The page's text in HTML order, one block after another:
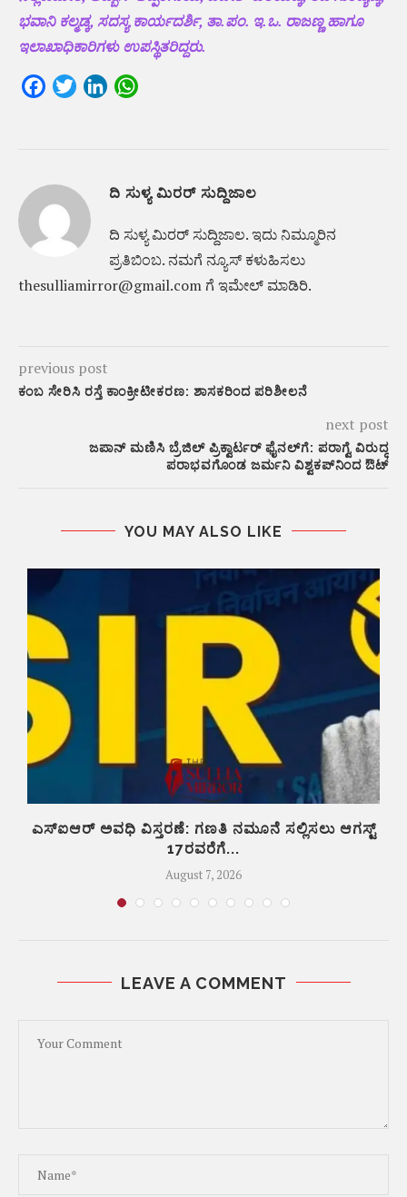
ಭವಾನಿ ಕಲ್ಮಡ್ಕ, ಸದಸ್ಯ ಕಾರ್ಯದರ್ಶಿ, ತಾ.ಪಂ. ಇ.ಒ. ರಾಜಣ್ಣ ಹಾಗೂ
ಇಲಾಖಾಧಿಕಾರಿಗಳು ಉಪಸ್ಥಿತರಿದ್ದರು.
FacebookTwitterLinkedIn
ದಿ ಸುಳ್ಯ ಮಿರರ್ ಸುದ್ದಿಜಾಲ
ದಿ ಸುಳ್ಯ ಮಿರರ್‌ ಸುದ್ದಿಜಾಲ. ಇದು ನಿಮ್ಮೂರಿನ
ಪ್ರತಿಬಿಂಬ. ನಮಗೆ ನ್ಯೂಸ್‌ ಕಳುಹಿಸಲು
thesulliamirror@gmail.com ಗೆ ಇಮೇಲ್ ಮಾಡಿರಿ.
previous post
ಕಂಬ ಸೇರಿಸಿ ರಸ್ತೆ ಕಾಂಕ್ರೀಟೀಕರಣ: ಶಾಸಕರಿಂದ ಪರಿಶೀಲನೆ
next post
ಜಪಾನ್ ಮಣಿಸಿ ಬ್ರೆಜಿಲ್‌ ಪ್ರಿಕ್ವಾರ್ಟರ್ ಫೈನಲ್‌ಗೆ: ಪರಾಗ್ವೆ ವಿರುದ್ಧ
ಪರಾಭವಗೊಂಡ ಜರ್ಮನಿ ವಿಶ್ವಕಪ್‌ನಿಂದ ಔಟ್
YOU MAY ALSO LIKE
ಎಸ್‌ಐಆರ್‌ ಅವಧಿ ವಿಸ್ತರಣೆ: ಗಣತಿ ನಮೂನೆ ಸಲ್ಲಿಸಲು ಆಗಸ್ಟ್‌
17ರವರೆಗೆ...
August 7, 2026
LEAVE A COMMENT